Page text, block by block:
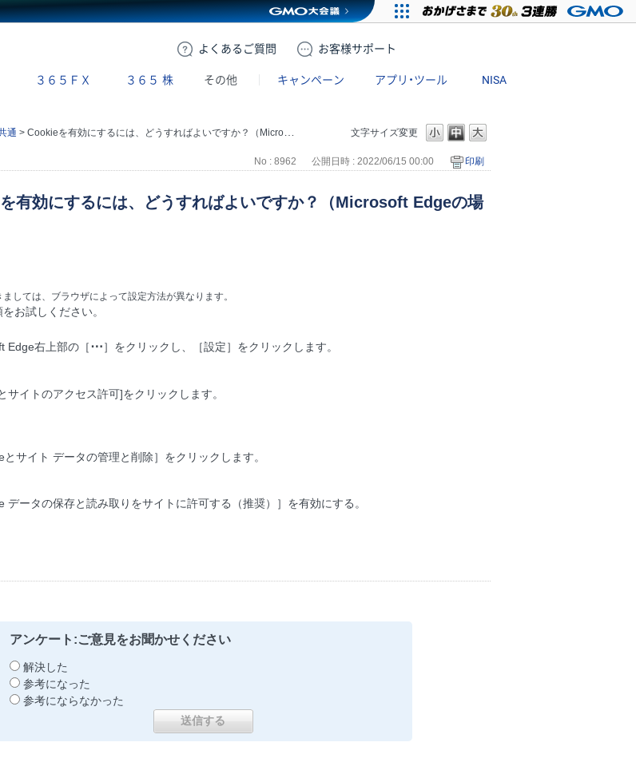
よくある ご質問 お客様サポート
３６５ＦＸ ３６５ 株 その他 キャンペーン アプリ・ツール NISA
文字サイズ変更
通 > Cookieを有効にするには、どうすればよいですか？（Microsoft Edgeの場合）
No : 8962 公開日時 : 2022/06/15 00:00 印刷
有効にするには、どうすればよいですか？（Microsoft Edgeの場
ましては、ブラウザによって設定方法が異なります。
お試しください。
Edge右上部の［⋯］をクリックし、［設定］をクリックします。
イトのアクセス許可]をクリックします。
サイト データの管理と削除］をクリックします。
ータの保存と読み取りをサイトに許可する（推奨）］を有効にする。
アンケート:ご意見をお聞かせください
解決した
参考になった
参考にならなかった